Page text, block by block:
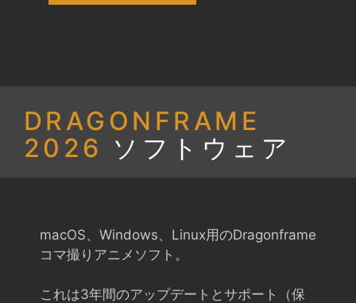
$230
で
た。
は
$205
す。
DRAGONFRAME
2026 ソフトウェア
macOS、Windows、Linux用のDragonframe
コマ撮りアニメソフト。
これは3年間のアップデートとサポート（保